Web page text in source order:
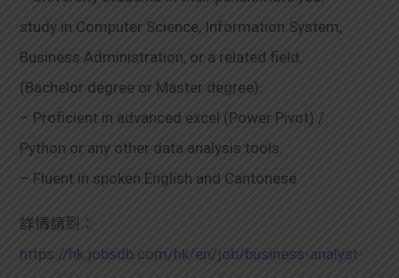
study in Computer Science, Information System,
Business Administration, or a related field.
(Bachelor degree or Master degree).
– Proficient in advanced excel (Power Pivot) /
Python or any other data analysis tools.
– Fluent in spoken English and Cantonese
詳情請到：
https://hk.jobsdb.com/hk/en/job/business-analyst-